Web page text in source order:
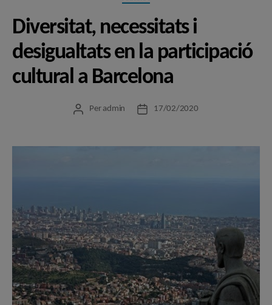
Diversitat, necessitats i
desigualtats en la participació
cultural a Barcelona
Autor
Per admin
Data17/02/2020